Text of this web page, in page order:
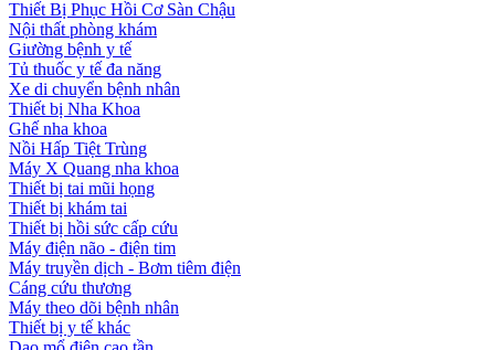
Thiết Bị Phục Hồi Cơ Sàn Chậu
Nội thất phòng khám
Giường bệnh y tế
Tủ thuốc y tế đa năng
Xe di chuyển bệnh nhân
Thiết bị Nha Khoa
Ghế nha khoa
Nồi Hấp Tiệt Trùng
Máy X Quang nha khoa
Thiết bị tai mũi họng
Thiết bị khám tai
Thiết bị hồi sức cấp cứu
Máy điện não - điện tim
Máy truyền dịch - Bơm tiêm điện
Cáng cứu thương
Máy theo dõi bệnh nhân
Thiết bị y tế khác